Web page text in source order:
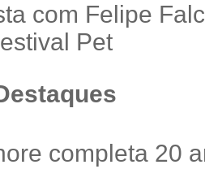
com Felipe
Pet
completa 20